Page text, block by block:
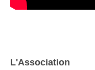
L'Association